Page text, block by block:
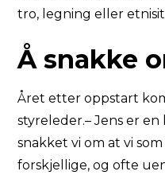
tro, legning eller
Å snakke
Året etter oppstart
styreleder.– Jens er
snakket vi om at vi
forskjellige, og ofte